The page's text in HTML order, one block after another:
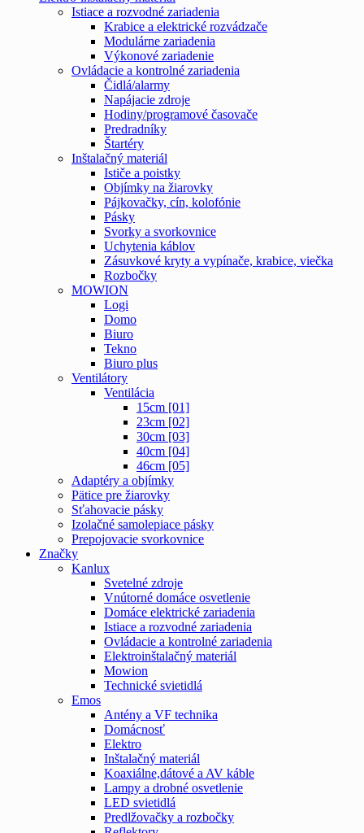
Istiace a rozvodné zariadenia
Krabice a elektrické rozvádzače
Modulárne zariadenia
Výkonové zariadenie
Ovládacie a kontrolné zariadenia
Čidlá/alarmy
Napájacie zdroje
Hodiny/programové časovače
Predradníky
Štartéry
Inštalačný materiál
Ističe a poistky
Objímky na žiarovky
Pájkovačky, cín, kolofónie
Pásky
Svorky a svorkovnice
Uchytenia káblov
Zásuvkové kryty a vypínače, krabice, viečka
Rozbočky
MOWION
Logi
Domo
Biuro
Tekno
Biuro plus
Ventilátory
Ventilácia
15cm [01]
23cm [02]
30cm [03]
40cm [04]
46cm [05]
Adaptéry a objímky
Pätice pre žiarovky
Sťahovacie pásky
Izolačné samolepiace pásky
Prepojovacie svorkovnice
Značky
Kanlux
Svetelné zdroje
Vnútorné domáce osvetlenie
Domáce elektrické zariadenia
Istiace a rozvodné zariadenia
Ovládacie a kontrolné zariadenia
Elektroinštalačný materiál
Mowion
Technické svietidlá
Emos
Antény a VF technika
Domácnosť
Elektro
Inštalačný materiál
Koaxiálne,dátové a AV káble
Lampy a drobné osvetlenie
LED svietidlá
Predlžovačky a rozbočky